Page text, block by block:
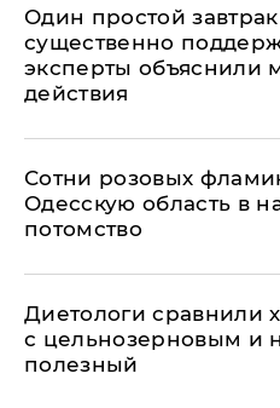
Один простой
существенно
эксперты объяснили
действия
Сотни розовых
Одесскую область в
потомство
Диетологи сравнили
с цельнозерновым и
полезный